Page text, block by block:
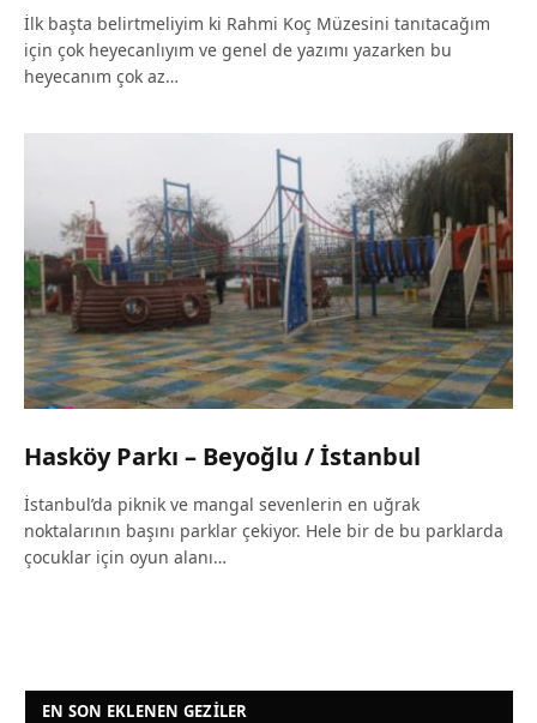
İlk başta belirtmeliyim ki Rahmi Koç Müzesini tanıtacağım
için çok heyecanlıyım ve genel de yazımı yazarken bu
heyecanım çok az…
Hasköy Parkı – Beyoğlu / İstanbul
İstanbul’da piknik ve mangal sevenlerin en uğrak
noktalarının başını parklar çekiyor. Hele bir de bu parklarda
çocuklar için oyun alanı…
EN SON EKLENEN GEZILER